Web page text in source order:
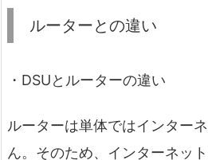
ルーターとの違い
・DSUとルーターの違い
ルーターは単体ではインター
ん。そのため、インターネッ